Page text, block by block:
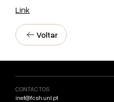
Link
Voltar
CONTACTOS
inet@fcsh.unl.pt